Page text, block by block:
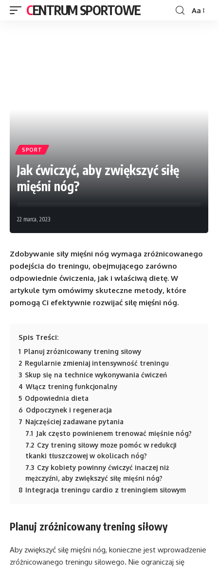
CENTRUM SPORTOWE Aa
SPORT
Jak ćwiczyć, aby zwiększyć siłę
mięśni nóg?
22 marca, 2023
Zdobywanie siły mięśni nóg wymaga zróżnicowanego
podejścia do treningu, obejmującego zarówno
odpowiednie ćwiczenia, jak i właściwą dietę. W
artykule tym omówimy skuteczne metody, które
pomogą Ci efektywnie rozwijać siłę mięśni nóg.
Spis Treści:
1 Planuj zróżnicowany trening siłowy
2 Regularnie zmieniaj intensywność treningu
3 Skup się na technice wykonywania ćwiczeń
4 Włącz trening funkcjonalny
5 Odpowiednia dieta
6 Odpoczynek i regeneracja
7 Najczęściej zadawane pytania
7.1 Jak często powinienem trenować mięśnie nóg?
7.2 Czy trening siłowy może pomóc w redukcji
tkanki tłuszczowej w okolicach nóg?
7.3 Czy kobiety powinny ćwiczyć inaczej niż
mężczyźni, aby zwiększyć siłę mięśni nóg?
8 Integracja treningu cardio z treningiem siłowym
Planuj zróżnicowany trening siłowy
Aby zwiększyć siłę mięśni nóg, konieczne jest wprowadzenie
zróżnicowanego treningu siłowego. Nie ograniczaj się